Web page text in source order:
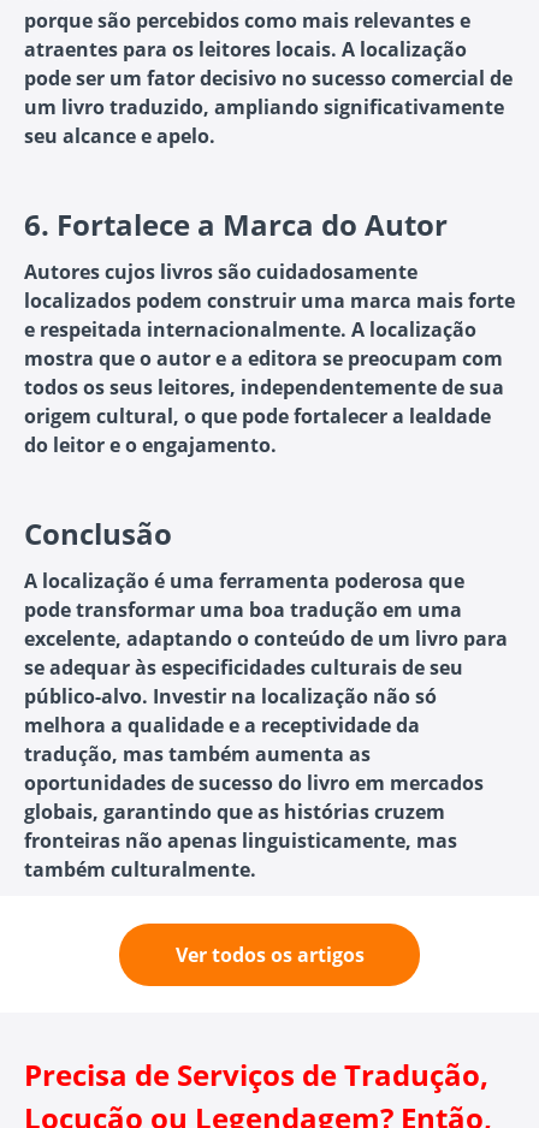
porque são percebidos como mais relevantes e
atraentes para os leitores locais. A localização
pode ser um fator decisivo no sucesso comercial de
um livro traduzido, ampliando significativamente
seu alcance e apelo.
6. Fortalece a Marca do Autor
Autores cujos livros são cuidadosamente
localizados podem construir uma marca mais forte
e respeitada internacionalmente. A localização
mostra que o autor e a editora se preocupam com
todos os seus leitores, independentemente de sua
origem cultural, o que pode fortalecer a lealdade
do leitor e o engajamento.
Conclusão
A localização é uma ferramenta poderosa que
pode transformar uma boa tradução em uma
excelente, adaptando o conteúdo de um livro para
se adequar às especificidades culturais de seu
público-alvo. Investir na localização não só
melhora a qualidade e a receptividade da
tradução, mas também aumenta as
oportunidades de sucesso do livro em mercados
globais, garantindo que as histórias cruzem
fronteiras não apenas linguisticamente, mas
também culturalmente.
Ver todos os artigos
Precisa de Serviços de Tradução,
Locução ou Legendagem? Então,